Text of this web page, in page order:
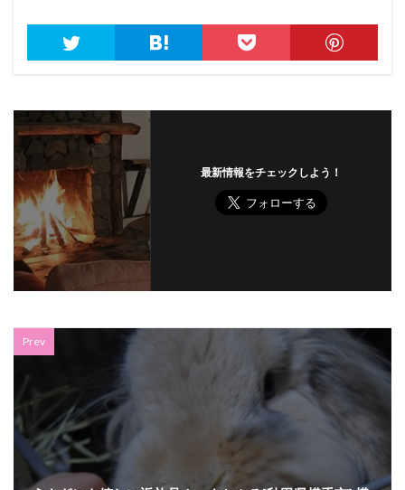
最新情報をチェックしよう！
Prev